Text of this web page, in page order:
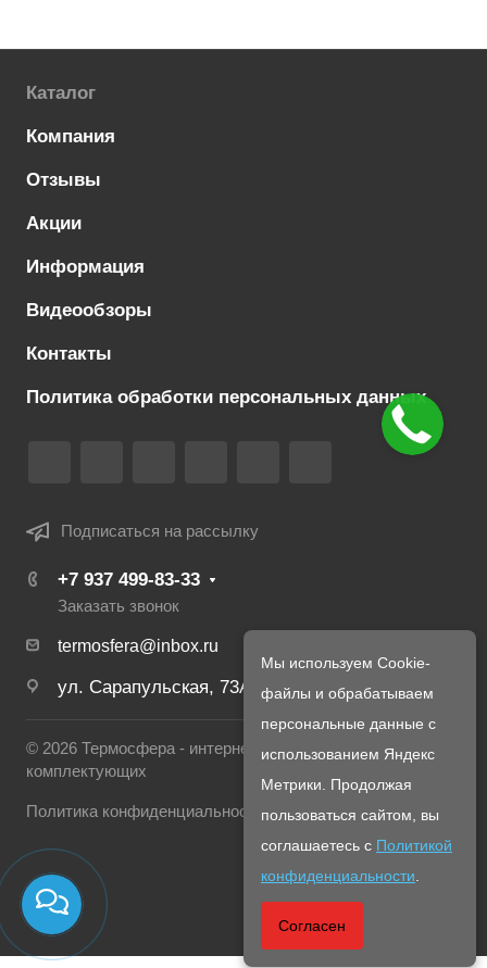
Каталог
Компания
Отзывы
Акции
Информация
Видеообзоры
Контакты
Политика обработки персональных данных
Подписаться на рассылку
+7 937 499-83-33
Заказать звонок
termosfera@inbox.ru
ул. Сарапульская, 73А
© 2026 Термосфера - интернет магазин печей и
комплектующих
Политика конфиденциальности
Мы используем Cookie-
файлы и обрабатываем
персональные данные с
использованием Яндекс
Метрики. Продолжая
пользоваться сайтом, вы
соглашаетесь с Политикой
конфиденциальности
Согласен